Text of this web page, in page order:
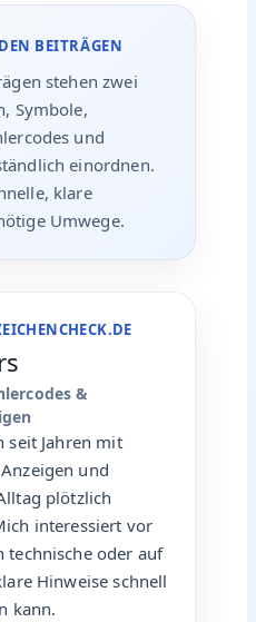
BEITRÄGEN
stehen zwei
Symbole,
und
einordnen.
klare
Umwege.
&
seit Jahren mit
und
plötzlich
interessiert vor
technische oder auf
Hinweise schnell
kann.